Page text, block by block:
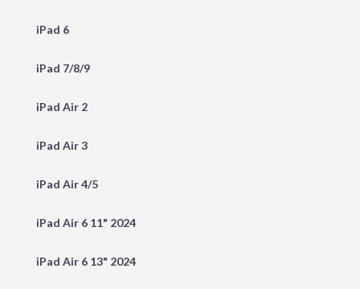
iPad 6
iPad 7/8/9
iPad Air 2
iPad Air 3
iPad Air 4/5
iPad Air 6 11" 2024
iPad Air 6 13" 2024